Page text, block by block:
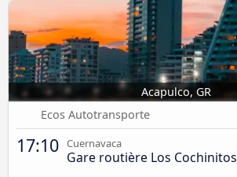
Acapulco, GR
Ecos Autotransporte
17:10 Cuernavaca
Gare routière Los Cochinitos